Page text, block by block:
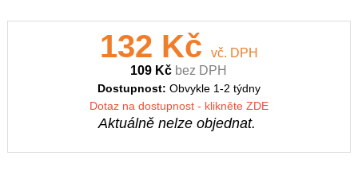
132 Kč
vč. DPH
109 Kč bez DPH
Dostupnost: Obvykle 1-2 týdny
Dotaz na dostupnost - klikněte ZDE
Aktuálně nelze objednat.